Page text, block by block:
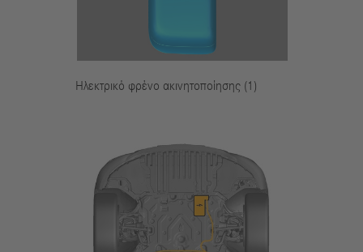
Ηλεκτρικό φρένο ακινητοποίησης (1)